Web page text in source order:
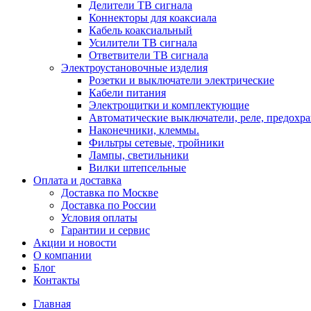
Делители ТВ сигнала
Коннекторы для коаксиала
Кабель коаксиальный
Усилители ТВ сигнала
Ответвители ТВ сигнала
Электроустановочные изделия
Розетки и выключатели электрические
Кабели питания
Электрощитки и комплектующие
Автоматические выключатели, реле,
Наконечники, клеммы.
Фильтры сетевые, тройники
Лампы, светильники
Вилки штепсельные
Оплата и доставка
Доставка по Москве
Доставка по России
Условия оплаты
Гарантии и сервис
Акции и новости
О компании
Блог
Контакты
Главная